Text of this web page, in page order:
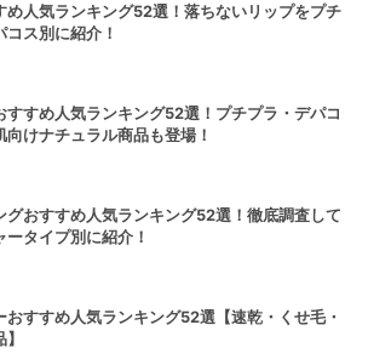
め人気ランキング52選！落ちないリップをプチ
コス別に紹介！
すすめ人気ランキング52選！プチプラ・デパコ
向けナチュラル商品も登場！
グおすすめ人気ランキング52選！徹底調査して
ータイプ別に紹介！
おすすめ人気ランキング52選【速乾・くせ毛・